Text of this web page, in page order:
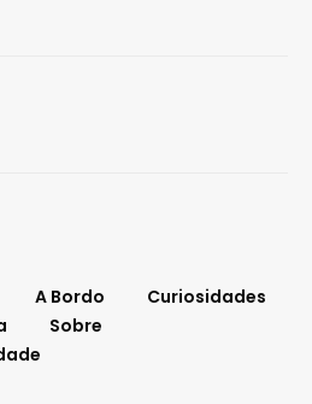
A Bordo
Curiosidades
Sobre